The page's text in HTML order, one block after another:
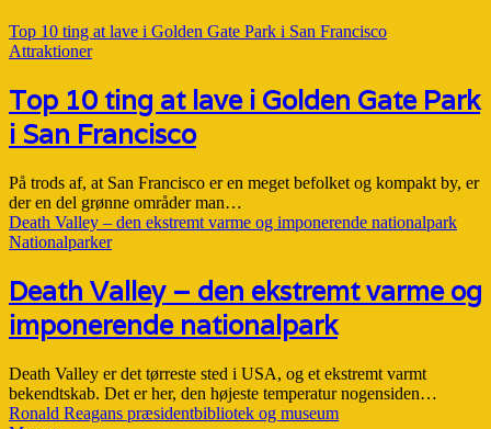
Top 10 ting at lave i Golden Gate Park i San Francisco
Attraktioner
Top 10 ting at lave i Golden Gate Park
i San Francisco
På trods af, at San Francisco er en meget befolket og kompakt by, er
der en del grønne områder man…
Death Valley – den ekstremt varme og imponerende nationalpark
Nationalparker
Death Valley – den ekstremt varme og
imponerende nationalpark
Death Valley er det tørreste sted i USA, og et ekstremt varmt
bekendtskab. Det er her, den højeste temperatur nogensiden…
Ronald Reagans præsidentbibliotek og museum